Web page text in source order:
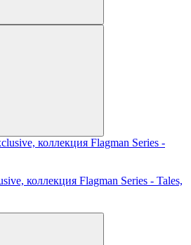
коллекция Flagman Series - Tales,